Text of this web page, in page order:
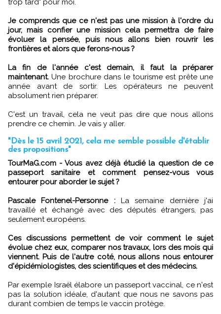
Je comprends que ce n'est pas une mission à l'ordre du
jour, mais confier une mission cela permettra de faire
évoluer la pensée, puis nous allons bien rouvrir les
frontières et alors que ferons-nous ?
La fin de l'année c'est demain, il faut la préparer
maintenant. Une brochure dans le tourisme est prête une
année avant de sortir. Les opérateurs ne peuvent
absolument rien préparer.
C'est un travail, cela ne veut pas dire que nous allons
prendre ce chemin. Je vais y aller.
"Dès le 15 avril 2021, cela me semble possible d'établir
des propositions"
TourMaG.com - Vous avez déjà étudié la question de ce
passeport sanitaire et comment pensez-vous vous
entourer pour aborder le sujet ?
Pascale Fontenel-Personne :La semaine dernière j'ai
travaillé et échangé avec des députés étrangers, pas
seulement européens.
Ces discussions permettent de voir comment le sujet
évolue chez eux, comparer nos travaux, lors des mois qui
viennent. Puis de l'autre coté, nous allons nous entourer
d'épidémiologistes, des scientifiques et des médecins.
Par exemple Israël élabore un passeport vaccinal, ce n'est
pas la solution idéale, d'autant que nous ne savons pas
durant combien de temps le vaccin protège.